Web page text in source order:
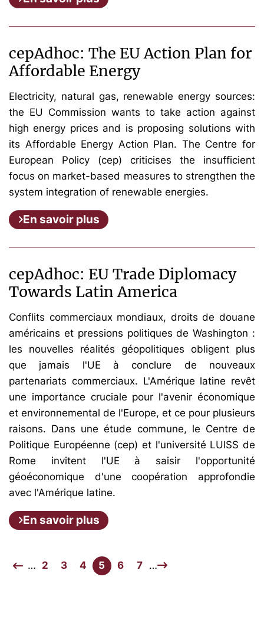
cepAdhoc: The EU Action Plan for
Affordable Energy
Electricity, natural gas, renewable energy sources:
the EU Commission wants to take action against
high energy prices and is proposing solutions with
its Affordable Energy Action Plan. The Centre for
European Policy (cep) criticises the insufficient
focus on market-based measures to strengthen the
system integration of renewable energies.
En savoir plus
cepAdhoc: EU Trade Diplomacy
Towards Latin America
Conflits commerciaux mondiaux, droits de douane
américains et pressions politiques de Washington :
les nouvelles réalités géopolitiques obligent plus
que jamais l'UE à conclure de nouveaux
partenariats commerciaux. L'Amérique latine revêt
une importance cruciale pour l'avenir économique
et environnemental de l'Europe, et ce pour plusieurs
raisons. Dans une étude commune, le Centre de
Politique Européenne (cep) et l'université LUISS de
Rome invitent l'UE à saisir l'opportunité
géoéconomique d'une coopération approfondie
avec l'Amérique latine.
En savoir plus
… 2 3 4 5 6 7 …